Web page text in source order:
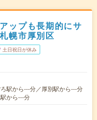
ップも長期的にサ
幌市厚別区
土日祝日が休み
駅から---分／厚別駅から---分
から---分